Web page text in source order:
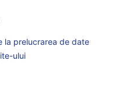
la prelucrarea de date
ului